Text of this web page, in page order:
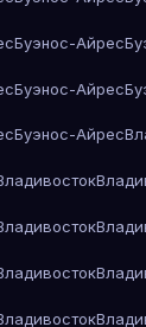
Буэнос-Айрес
Буэнос-Айрес
Буэнос-Айрес